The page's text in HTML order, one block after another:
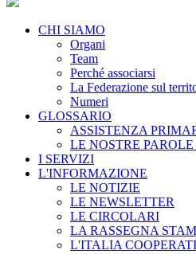
CHI SIAMO
Organi
Team
Perché associarsi
La Federazione sul
Numeri
GLOSSARIO
ASSISTENZA
LE NOSTRE
I SERVIZI
L'INFORMAZIONE
LE NOTIZIE
LE NEWSLETTER
LE CIRCOLARI
LA RASSEGNA
L'ITALIA